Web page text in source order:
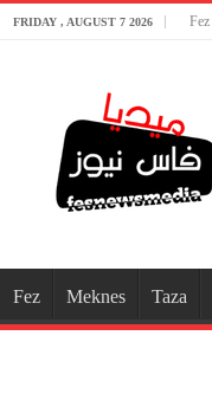
FRIDAY , AUGUST 7 2026 Fez
Fez Meknes Taza